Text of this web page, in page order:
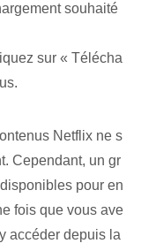
souhaité
sur « Télécha
Netflix ne s
Cependant, un gr
pour en
fois que vous ave
accéder depuis la